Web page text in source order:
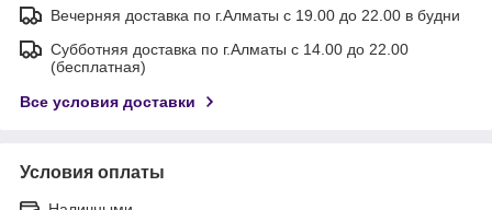
Вечерняя доставка по г.Алматы с 19.00 до 22.00 в будни
Субботняя доставка по г.Алматы с 14.00 до 22.00
(бесплатная)
Все условия доставки
Условия оплаты